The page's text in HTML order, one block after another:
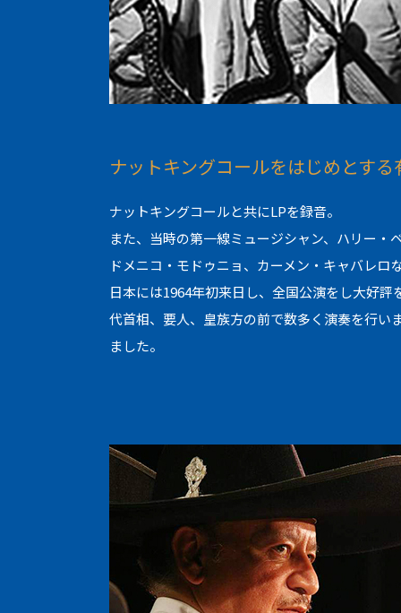
ナットキングコールをはじめとす
ナットキングコールと共にLPを録音。
また、当時の第一線ミュージシャン、ハリー
ドメニコ・モドゥニョ、カーメン・キャバレ
日本には1964年初来日し、全国公演をし大好
代首相、要人、皇族方の前で数多く演奏を行い
ました。